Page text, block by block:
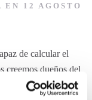
EN 12 AGOSTO
de calcular el
creemos dueños del